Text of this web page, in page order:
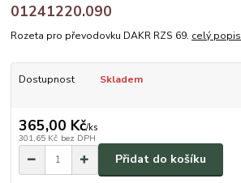
01241220.090
Rozeta pro převodovku DAKR RZS 69. celý popis
Dostupnost Skladem
365,00 Kč/ks
301,65 Kč bez DPH
Přidat do košíku